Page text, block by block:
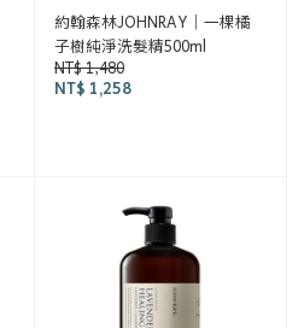
約翰森林JOHNRAY｜一棵橘
子樹純淨洗髮精500ml
NT$ 1,480
NT$ 1,258